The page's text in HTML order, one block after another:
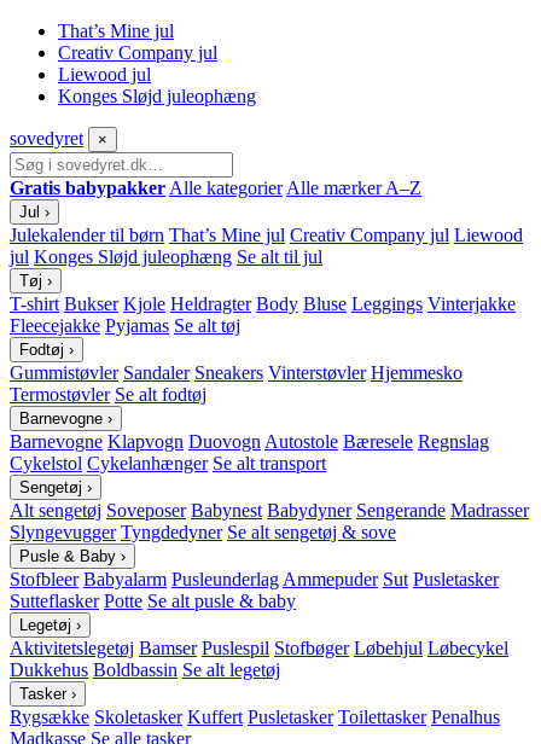
That’s Mine jul
Creativ Company jul
Liewood jul
Konges Sløjd juleophæng
sovedyret ×
Gratis babypakker Alle kategorier Alle mærker A–Z
Jul ›
Julekalender til børn That’s Mine jul Creativ Company jul Liewood
jul Konges Sløjd juleophæng Se alt til jul
Tøj ›
T-shirt Bukser Kjole Heldragter Body Bluse Leggings Vinterjakke
Fleecejakke Pyjamas Se alt tøj
Fodtøj ›
Gummistøvler Sandaler Sneakers Vinterstøvler Hjemmesko
Termostøvler Se alt fodtøj
Barnevogne ›
Barnevogne Klapvogn Duovogn Autostole Bæresele Regnslag
Cykelstol Cykelanhænger Se alt transport
Sengetøj ›
Alt sengetøj Soveposer Babynest Babydyner Sengerande Madrasser
Slyngevugger Tyngdedyner Se alt sengetøj & sove
Pusle & Baby ›
Stofbleer Babyalarm Pusleunderlag Ammepuder Sut Pusletasker
Sutteflasker Potte Se alt pusle & baby
Legetøj ›
Aktivitetslegetøj Bamser Puslespil Stofbøger Løbehjul Løbecykel
Dukkehus Boldbassin Se alt legetøj
Tasker ›
Rygsække Skoletasker Kuffert Pusletasker Toilettasker Penalhus
Madkasse Se alle tasker